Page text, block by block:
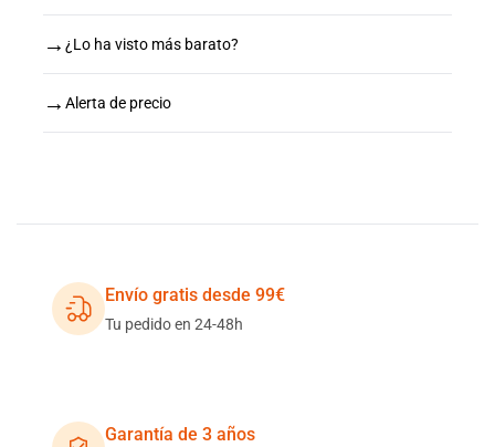
→ ¿Lo ha visto más barato?
→ Alerta de precio
Envío gratis desde 99€
Tu pedido en 24-48h
Garantía de 3 años